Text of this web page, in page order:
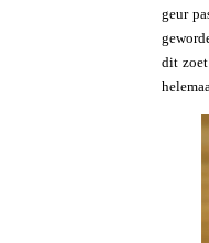
geur
dit